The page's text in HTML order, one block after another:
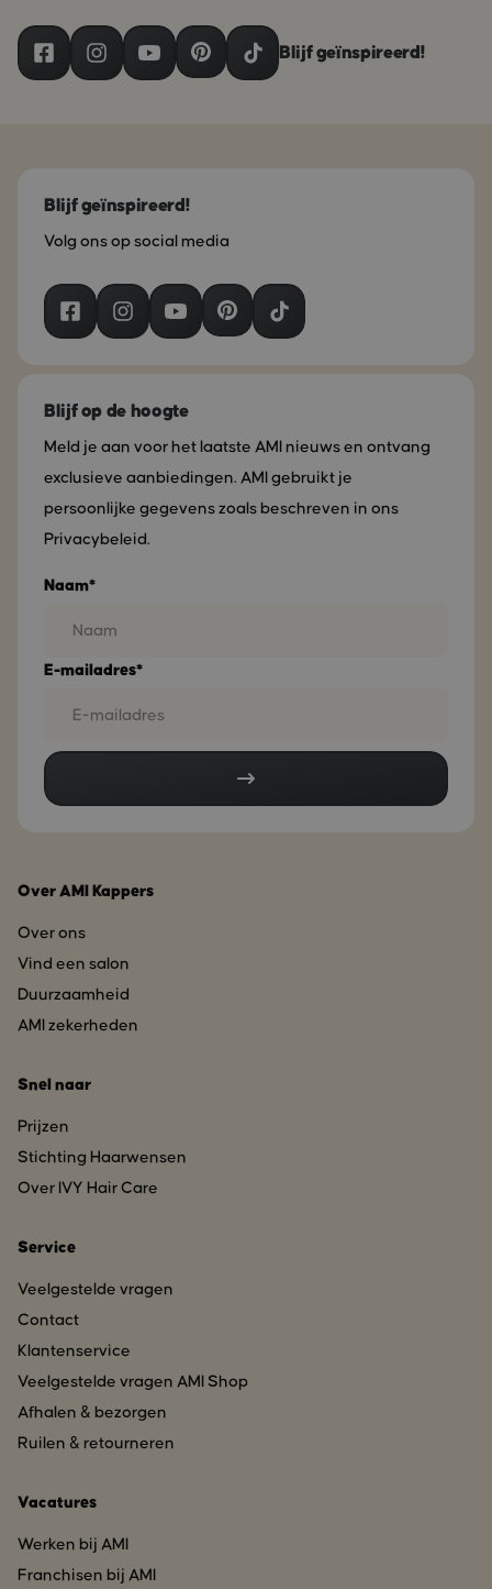
Blijf geïnspireerd!
Blijf geïnspireerd!
Volg ons op social media
Blijf op de hoogte
Meld je aan voor het laatste AMI nieuws en ontvang
exclusieve aanbiedingen. AMI gebruikt je
persoonlijke gegevens zoals beschreven in ons
Privacybeleid.
Naam*
E-mailadres*
Over AMI Kappers
Over ons
Vind een salon
Duurzaamheid
AMI zekerheden
Snel naar
Prijzen
Stichting Haarwensen
Over IVY Hair Care
Service
Veelgestelde vragen
Contact
Klantenservice
Veelgestelde vragen AMI Shop
Afhalen & bezorgen
Ruilen & retourneren
Vacatures
Werken bij AMI
Franchisen bij AMI